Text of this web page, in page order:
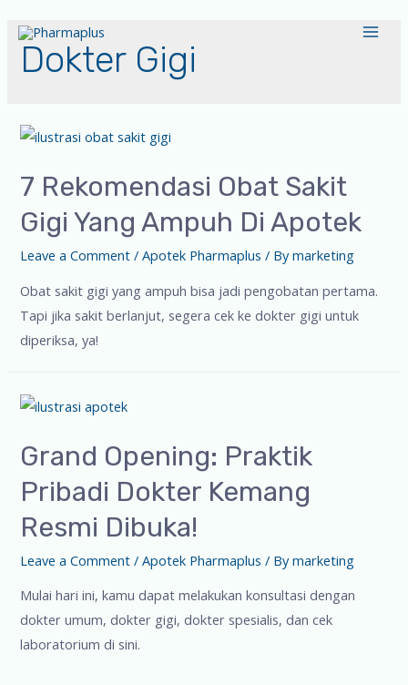
Dokter Gigi
7 Rekomendasi Obat Sakit
Gigi Yang Ampuh Di Apotek
Leave a Comment /Apotek Pharmaplus / Bymarketing
Obat sakit gigi yang ampuh bisa jadi pengobatan pertama.
Tapi jika sakit berlanjut, segera cek ke dokter gigi untuk
diperiksa, ya!
Grand Opening: Praktik
Pribadi Dokter Kemang
Resmi Dibuka!
Leave a Comment /Apotek Pharmaplus / Bymarketing
Mulai hari ini, kamu dapat melakukan konsultasi dengan
dokter umum, dokter gigi, dokter spesialis, dan cek
laboratorium di sini.